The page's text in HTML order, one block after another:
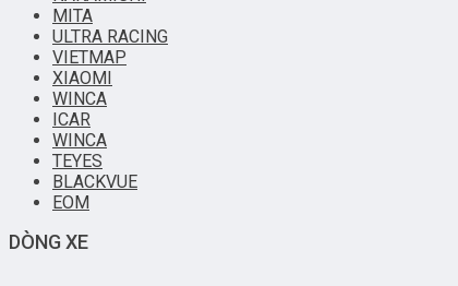
MITA
ULTRA RACING
VIETMAP
XIAOMI
WINCA
ICAR
WINCA
TEYES
BLACKVUE
EOM
DÒNG XE